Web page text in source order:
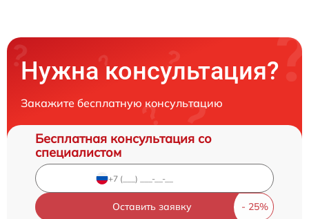
Нужна консультация?
Закажите бесплатную консультацию
Бесплатная консультация со
специалистом
Оставить заявку